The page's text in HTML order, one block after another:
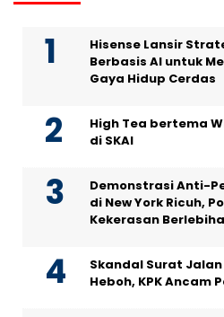
Hisense Lansir
Berbasis AI untuk
Gaya Hidup Cerdas
High Tea bertema
di SKAI
Demonstrasi Anti-
di New York Ricuh,
Kekerasan Berlebiha
Skandal Surat
Heboh, KPK Ancam